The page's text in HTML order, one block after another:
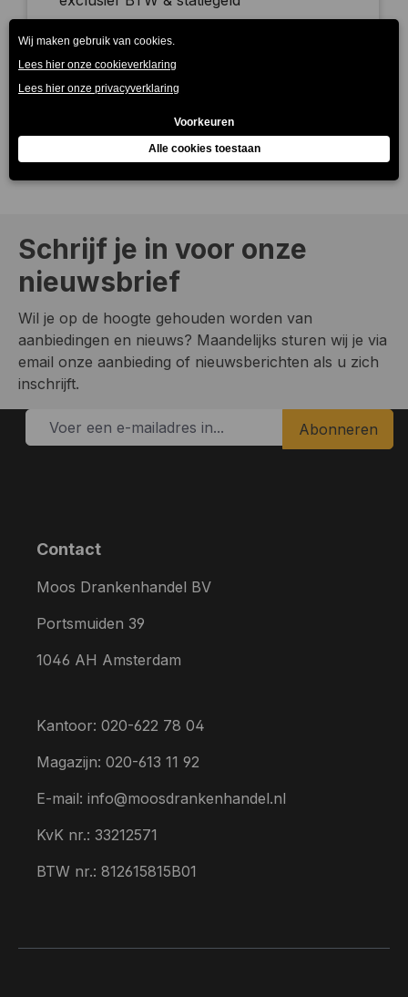
Onze leverdagen zijn
Beschrijving
Schrijf je in voor onze
nieuwsbrief
Wil je op de hoogte gehouden worden van
aanbiedingen en nieuws? Maandelijks sturen wij je via
email onze aanbieding of nieuwsberichten als u zich
inschrijft.
Abonneren
Contact
Moos Drankenhandel BV
Portsmuiden 39
1046 AH Amsterdam
Kantoor: 020-622 78 04
Magazijn: 020-613 11 92
E-mail: info@moosdrankenhandel.nl
KvK nr.: 33212571
BTW nr.: 812615815B01